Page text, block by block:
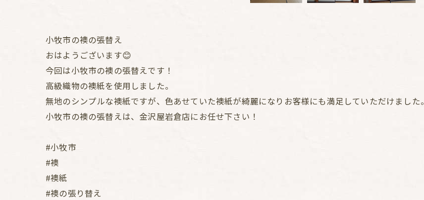
小牧市の襖の張替え
おはようございます😊
今回は小牧市の襖の張替えです！
高級織物の襖紙を使用しました。
無地のシンプルな襖紙ですが、色あせていた襖紙が綺麗になりお客様にも満足していただけました。
小牧市の襖の張替えは、金沢屋岩倉店にお任せ下さい！
#小牧市
#襖
#襖紙
#襖の張り替え